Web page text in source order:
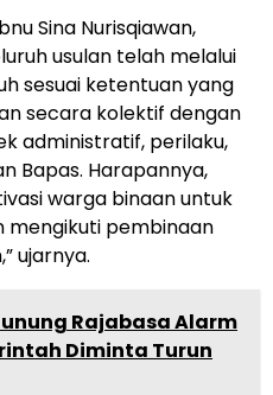
Sina Nurisqiawan,
usulan telah melalui
sesuai ketentuan yang
secara kolektif dengan
administratif, perilaku,
Bapas. Harapannya,
warga binaan untuk
mengikuti pembinaan
ujarnya.
Rajabasa Alarm
Diminta Turun